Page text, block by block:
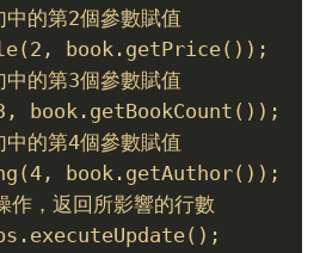
的第2個參數賦值
book.getPrice());
的第3個參數賦值
book.getBookCount());
的第4個參數賦值
book.getAuthor());
，返回所影響的行數